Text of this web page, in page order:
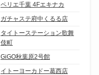
ペリエ千葉 4Fエキナカ
ガチャステ府中くるる店
タイトーステーション歌舞
伎町
GiGO秋葉原2号館
イトーヨーカドー葛西店